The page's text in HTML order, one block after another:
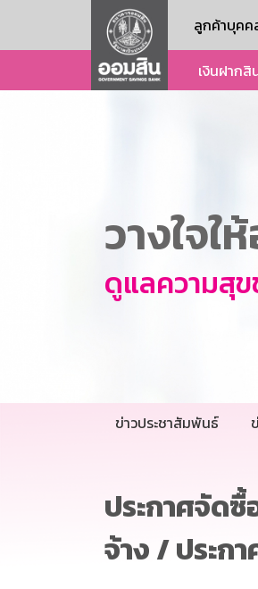
ลูกค้าบุคค
เงินฝากสิ
วางใจใ
ดูแลความสุ
ข่าวประชาสัมพันธ์
ประกาศจัด
จ้าง / ประก